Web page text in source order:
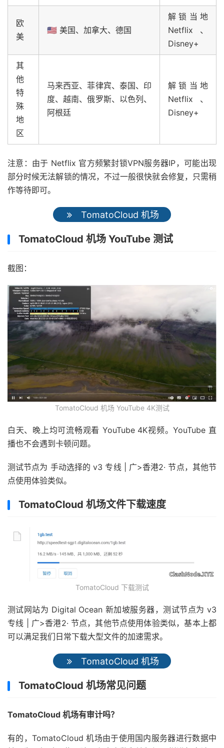
欧
美
🇺🇸 美国、加拿大、德国
解锁当地
Netflix、
Disney+
其
他
特
殊
地
区
马来西亚、菲律宾、泰国、印
度、越南、俄罗斯、以色列、
阿根廷
解锁当地
Netflix、
Disney+
注意：由于 Netflix 官方频繁封锁VPN服务器IP，可能出现
部分时候无法解锁的情况，不过一般很快就会修复，只需稍
作等待即可。
TomatoCloud 机场
TomatoCloud 机场 YouTube 测试
截图：
TomatoCloud 机场 YouTube 4K测试
白天、晚上均可流畅观看 YouTube 4K视频。YouTube 直
播也不会遇到卡顿问题。
测试节点为 手动选择的 v3 专线 | 广>香港2· 节点，其他节
点使用体验类似。
TomatoCloud 机场文件下载速度
TomatoCloud 下载测试
测试网站为 Digital Ocean 新加坡服务器，测试节点为 v3
专线 | 广>香港2· 节点，其他节点使用体验类似，基本上都
可以满足我们日常下载大型文件的加速需求。
TomatoCloud 机场
TomatoCloud 机场常见问题
TomatoCloud 机场有审计吗？
有的，TomatoCloud 机场由于使用国内服务器进行数据中